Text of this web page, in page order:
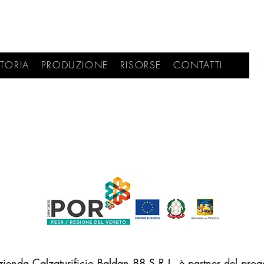
PRODUZIONE RISORSE CONTATTI